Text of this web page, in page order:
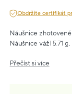
Obdržíte certifikát
Náušnice
Náušnice váží 5.71 g.
Přečíst si více